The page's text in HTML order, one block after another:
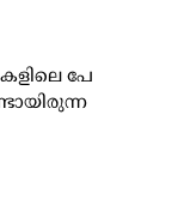
പേ